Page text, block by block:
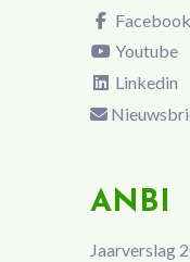
Facebook
Youtube
Linkedin
ANBI
Jaarverslag